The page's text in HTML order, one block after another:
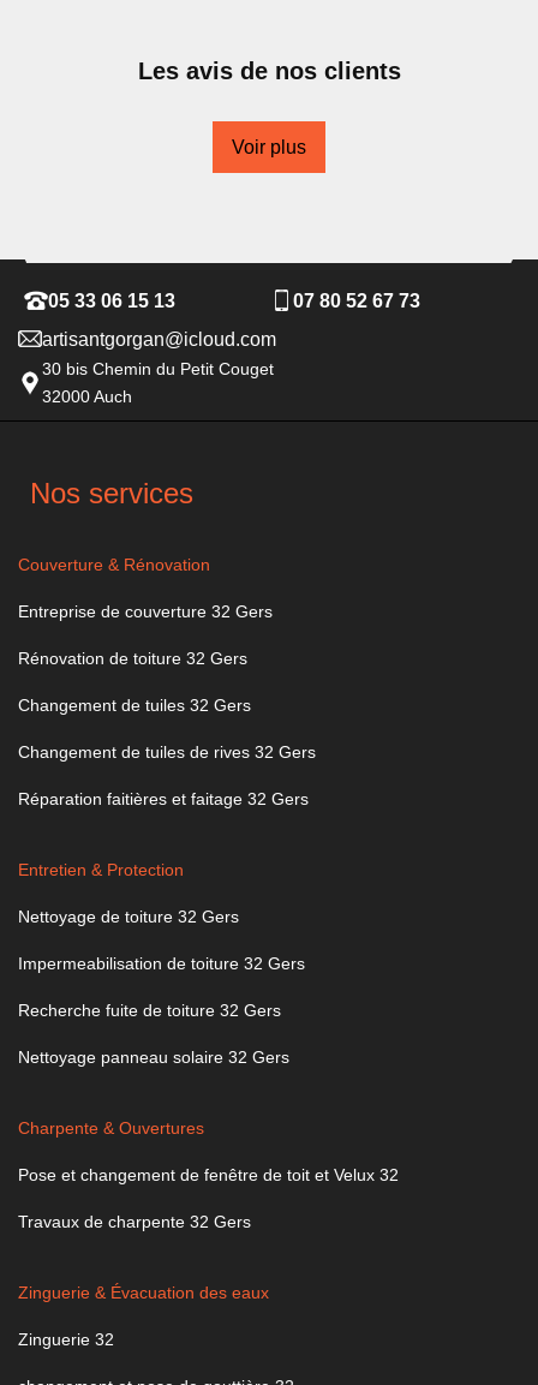
Les avis de nos clients
Voir plus
05 33 06 15 13
07 80 52 67 73
artisantgorgan@icloud.com
30 bis Chemin du Petit Couget
32000 Auch
Nos services
Couverture & Rénovation
Entreprise de couverture 32 Gers
Rénovation de toiture 32 Gers
Changement de tuiles 32 Gers
Changement de tuiles de rives 32 Gers
Réparation faitières et faitage 32 Gers
Entretien & Protection
Nettoyage de toiture 32 Gers
Impermeabilisation de toiture 32 Gers
Recherche fuite de toiture 32 Gers
Nettoyage panneau solaire 32 Gers
Charpente & Ouvertures
Pose et changement de fenêtre de toit et Velux 32
Travaux de charpente 32 Gers
Zinguerie & Évacuation des eaux
Zinguerie 32